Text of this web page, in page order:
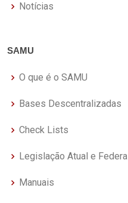
Notícias
SAMU
O que é o SAMU
Bases Descentralizadas
Check Lists
Legislação Atual e Federal
Manuais